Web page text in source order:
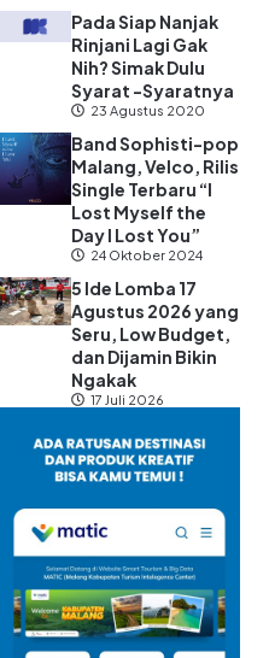
Pada Siap Nanjak
Rinjani Lagi Gak
Nih? Simak Dulu
Syarat -Syaratnya
23 Agustus 2020
Band Sophisti-pop
Malang, Velco, Rilis
Single Terbaru “I
Lost Myself the
Day I Lost You”
24 Oktober 2024
5 Ide Lomba 17
Agustus 2026 yang
Seru, Low Budget,
dan Dijamin Bikin
Ngakak
17 Juli 2026